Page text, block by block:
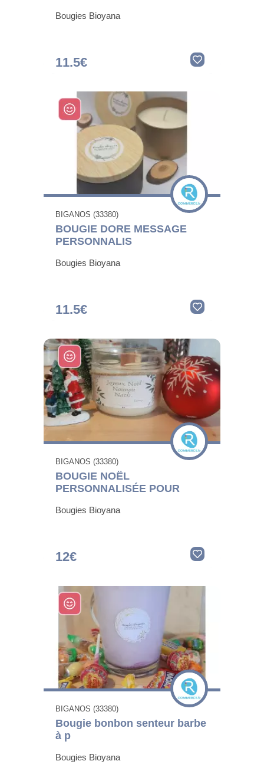
Bougies Bioyana
11.5€
BIGANOS (33380)
BOUGIE DORE MESSAGE
PERSONNALIS
Bougies Bioyana
11.5€
BIGANOS (33380)
BOUGIE NOËL
PERSONNALISÉE POUR
Bougies Bioyana
12€
BIGANOS (33380)
Bougie bonbon senteur barbe
à p
Bougies Bioyana